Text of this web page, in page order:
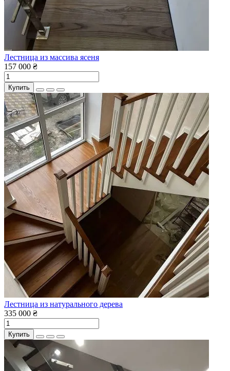
Лестница из массива ясеня
157 000 ₴
Купить
Лестница из натурального дерева
335 000 ₴
Купить